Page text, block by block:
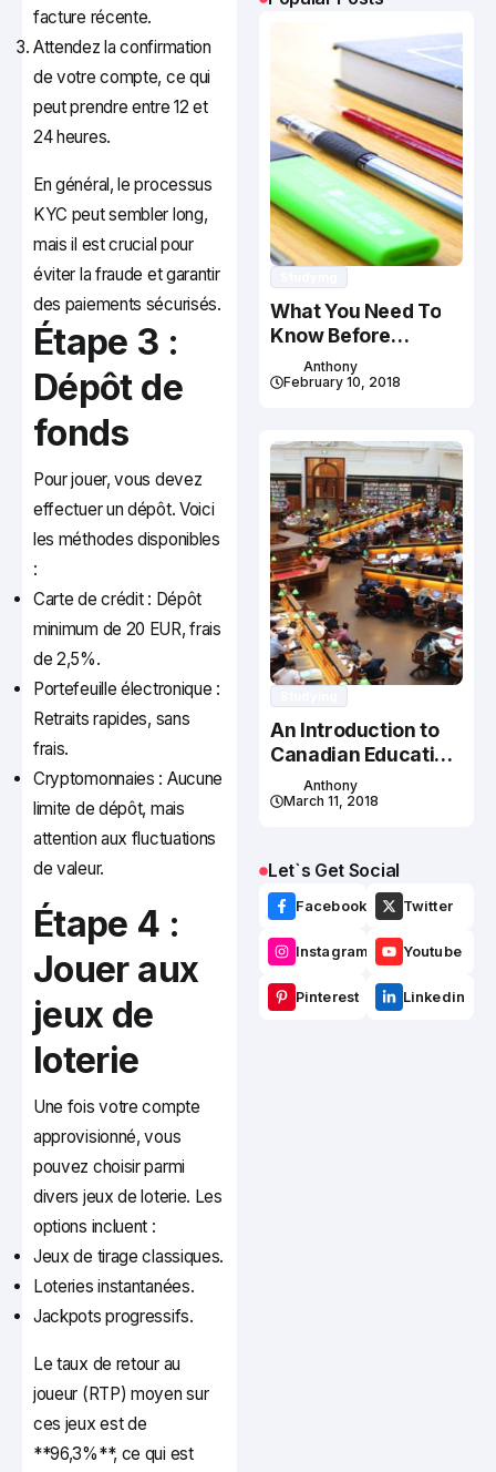
facture récente.
Attendez la confirmation
de votre compte, ce qui
peut prendre entre 12 et
24 heures.
En général, le processus
KYC peut sembler long,
mais il est crucial pour
éviter la fraude et garantir
des paiements sécurisés.
Étape 3 :
Dépôt de
fonds
Pour jouer, vous devez
effectuer un dépôt. Voici
les méthodes disponibles
:
Carte de crédit : Dépôt
minimum de 20 EUR, frais
de 2,5%.
Portefeuille électronique :
Retraits rapides, sans
frais.
Cryptomonnaies : Aucune
limite de dépôt, mais
attention aux fluctuations
de valeur.
Étape 4 :
Jouer aux
jeux de
loterie
Une fois votre compte
approvisionné, vous
pouvez choisir parmi
divers jeux de loterie. Les
options incluent :
Jeux de tirage classiques.
Loteries instantanées.
Jackpots progressifs.
Le taux de retour au
joueur (RTP) moyen sur
ces jeux est de
**96,3%**, ce qui est
What You Need To
Know Before
Studying In Canada
Anthony
February 10, 2018
An Introduction to
Canadian Education
System
Anthony
March 11, 2018
Let`s Get Social
Facebook Twitter
Instagram Youtube
Pinterest Linkedin